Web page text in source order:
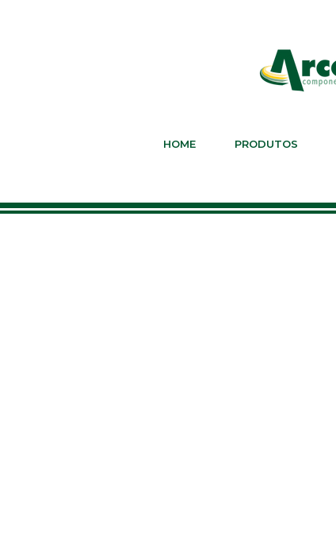
HOME PRODUTOS